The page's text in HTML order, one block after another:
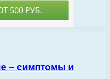
– симптомы и